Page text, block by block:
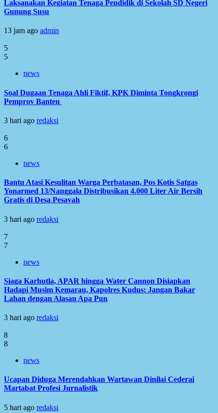
Laksanakan Kegiatan Tenaga Pendidik di Sekolah SD Negeri
Gunung Susu
13 jam ago admin
5
5
news
Soal Dugaan Tenaga Ahli Fiktif, KPK Diminta Tongkrongi
Pemprov Banten
3 hari ago redaksi
6
6
news
Bantu Atasi Kesulitan Warga Perbatasan, Pos Kotis Satgas
Yonarmed 13/Nanggala Distribusikan 4.000 Liter Air Bersih
Gratis di Desa Pesayah
3 hari ago redaksi
7
7
news
Siaga Karhutla, APAR hingga Water Cannon Disiapkan
Hadapi Musim Kemarau, Kapolres Kudus: Jangan Bakar
Lahan dengan Alasan Apa Pun
3 hari ago redaksi
8
8
news
Ucapan Diduga Merendahkan Wartawan Dinilai Cederai
Martabat Profesi Jurnalistik
5 hari ago redaksi